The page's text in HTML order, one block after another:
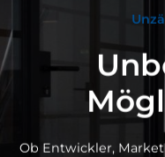
Ob Entwickler,